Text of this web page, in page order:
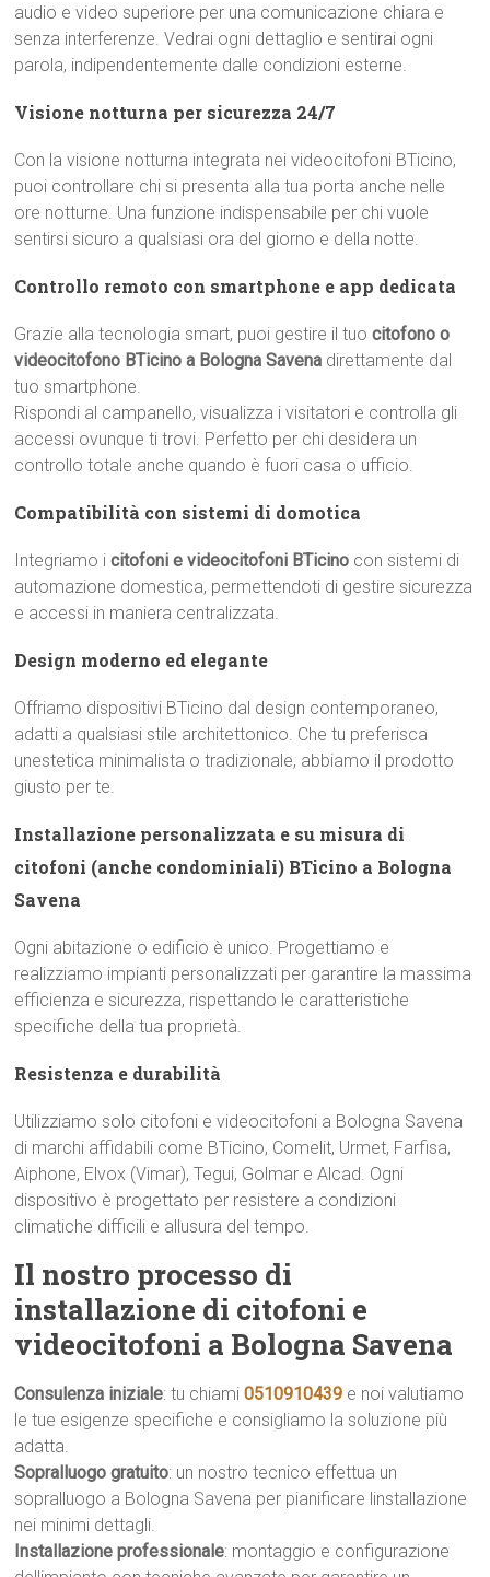
audio e video superiore per una comunicazione chiara e
senza interferenze. Vedrai ogni dettaglio e sentirai ogni
parola, indipendentemente dalle condizioni esterne.
Visione notturna per sicurezza 24/7
Con la visione notturna integrata nei videocitofoni BTicino,
puoi controllare chi si presenta alla tua porta anche nelle
ore notturne. Una funzione indispensabile per chi vuole
sentirsi sicuro a qualsiasi ora del giorno e della notte.
Controllo remoto con smartphone e app dedicata
Grazie alla tecnologia smart, puoi gestire il tuocitofono o
videocitofono BTicino a Bologna Savena direttamente dal
tuo smartphone.
Rispondi al campanello, visualizza i visitatori e controlla gli
accessi ovunque ti trovi. Perfetto per chi desidera un
controllo totale anche quando è fuori casa o ufficio.
Compatibilità con sistemi di domotica
Integriamo icitofoni e videocitofoni BTicino con sistemi di
automazione domestica, permettendoti di gestire sicurezza
e accessi in maniera centralizzata.
Design moderno ed elegante
Offriamo dispositivi BTicino dal design contemporaneo,
adatti a qualsiasi stile architettonico. Che tu preferisca
unestetica minimalista o tradizionale, abbiamo il prodotto
giusto per te.
Installazione personalizzata e su misura di
citofoni (anche condominiali) BTicino a Bologna
Savena
Ogni abitazione o edificio è unico. Progettiamo e
realizziamo impianti personalizzati per garantire la massima
efficienza e sicurezza, rispettando le caratteristiche
specifiche della tua proprietà.
Resistenza e durabilità
Utilizziamo solo citofoni e videocitofoni a Bologna Savena
di marchi affidabili come BTicino, Comelit, Urmet, Farfisa,
Aiphone, Elvox (Vimar), Tegui, Golmar e Alcad. Ogni
dispositivo è progettato per resistere a condizioni
climatiche difficili e allusura del tempo.
Il nostro processo di
installazione di citofoni e
videocitofoni a Bologna Savena
Consulenza iniziale: tu chiami0510910439 e noi valutiamo
le tue esigenze specifiche e consigliamo la soluzione più
adatta.
Sopralluogo gratuito: un nostro tecnico effettua un
sopralluogo a Bologna Savena per pianificare linstallazione
nei minimi dettagli.
Installazione professionale: montaggio e configurazione